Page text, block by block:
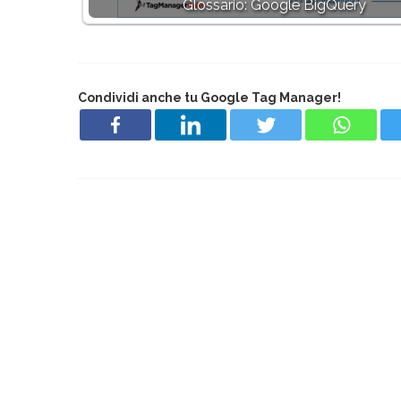
Glossario: Google BigQuery
Condividi anche tu Google Tag Manager!